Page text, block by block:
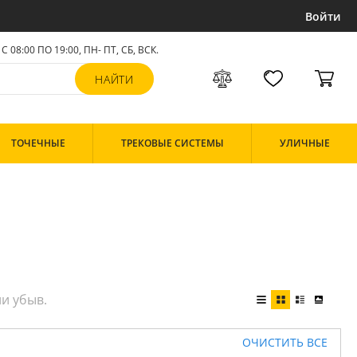
Войти
С 08:00 ПО 19:00, ПН- ПТ, СБ, ВСК.
ТОЧЕЧНЫЕ ТРЕКОВЫЕ СИСТЕМЫ УЛИЧНЫЕ
ОЧИСТИТЬ ВСЕ